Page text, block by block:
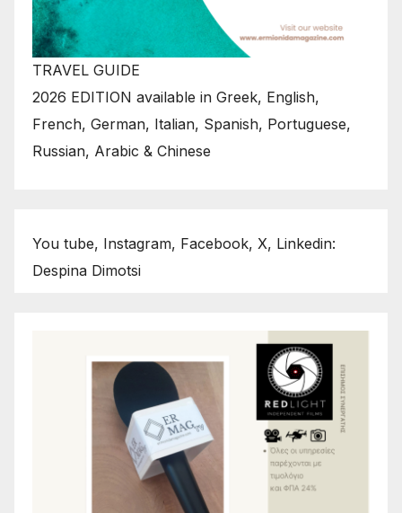
TRAVEL GUIDE
2026 EDITION available in Greek, English,
French, German, Italian, Spanish, Portuguese,
Russian, Arabic & Chinese
You tube, Instagram, Facebook, X, Linkedin:
Despina Dimotsi